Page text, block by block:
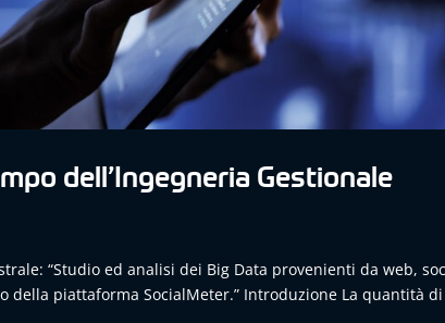
dell’Ingegneria Gestionale
“Studio ed analisi dei Big Data provenienti da web,
della piattaforma SocialMeter.” Introduzione La quantità